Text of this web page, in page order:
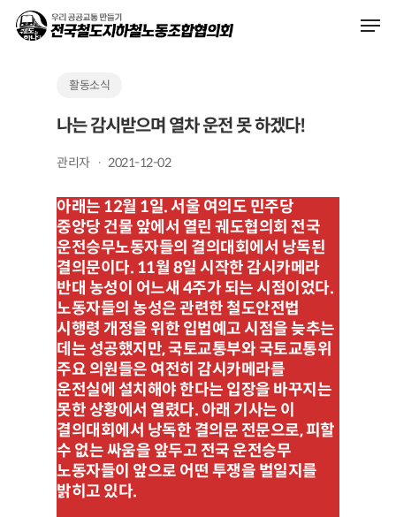
활동소식
나는 감시받으며 열차 운전 못 하겠다!
관리자 2021-12-02
아래는 12월 1일. 서울 여의도 민주당
중앙당 건물 앞에서 열린 궤도협의회 전국
운전승무노동자들의 결의대회에서 낭독된
결의문이다. 11월 8일 시작한 감시카메라
반대 농성이 어느새 4주가 되는 시점이었다.
노동자들의 농성은 관련한 철도안전법
시행령 개정을 위한 입법예고 시점을 늦추는
데는 성공했지만, 국토교통부와 국토교통위
주요 의원들은 여전히 감시카메라를
운전실에 설치해야 한다는 입장을 바꾸지는
못한 상황에서 열렸다. 아래 기사는 이
결의대회에서 낭독한 결의문 전문으로, 피할
수 없는 싸움을 앞두고 전국 운전승무
노동자들이 앞으로 어떤 투쟁을 벌일지를
밝히고 있다.